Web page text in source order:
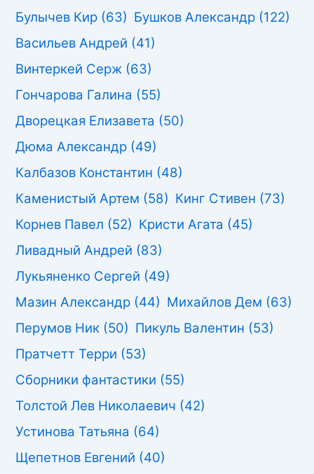
Булычев Кир (63) Бушков Александр (122)
Васильев Андрей (41)
Винтеркей Серж (63)
Гончарова Галина (55)
Дворецкая Елизавета (50)
Дюма Александр (49)
Калбазов Константин (48)
Каменистый Артем (58) Кинг Стивен (73)
Корнев Павел (52) Кристи Агата (45)
Ливадный Андрей (83)
Лукьяненко Сергей (49)
Мазин Александр (44) Михайлов Дем (63)
Перумов Ник (50) Пикуль Валентин (53)
Пратчетт Терри (53)
Сборники фантастики (55)
Толстой Лев Николаевич (42)
Устинова Татьяна (64)
Щепетнов Евгений (40)